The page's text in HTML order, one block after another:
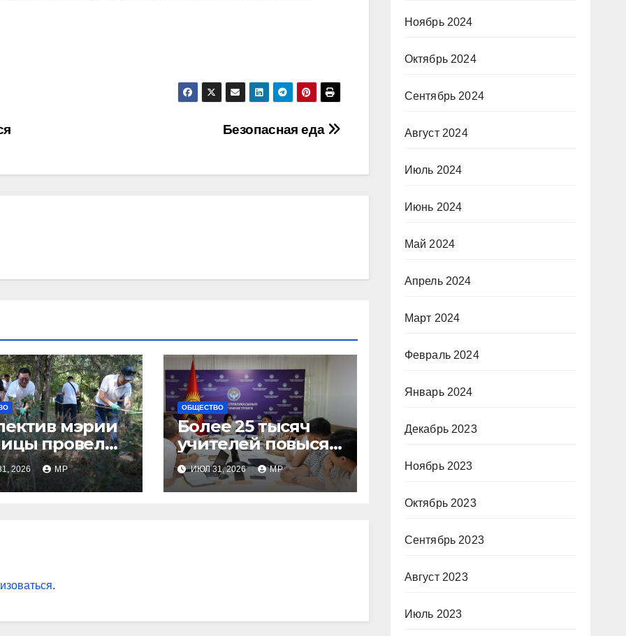
Безопасная еда
мэрии
провел
2026 MP
ОБЩЕСТВО
Более 25 тысяч
учителей повысят
квалификацию
ИЮЛ 31, 2026 MP
.
Ноябрь 2024
Октябрь 2024
Сентябрь 2024
Август 2024
Июль 2024
Июнь 2024
Май 2024
Апрель 2024
Март 2024
Февраль 2024
Январь 2024
Декабрь 2023
Ноябрь 2023
Октябрь 2023
Сентябрь 2023
Август 2023
Июль 2023